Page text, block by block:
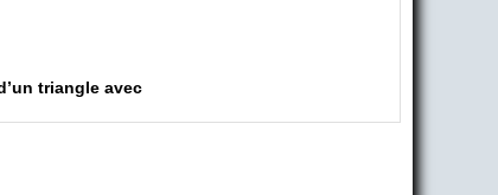
triangle avec